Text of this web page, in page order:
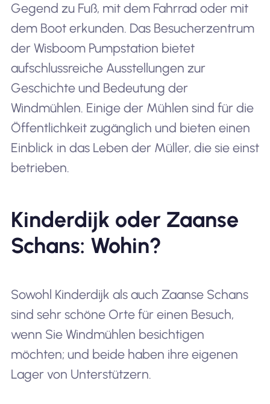
Gegend zu Fuß, mit dem Fahrrad oder mit
dem Boot erkunden. Das Besucherzentrum
der Wisboom Pumpstation bietet
aufschlussreiche Ausstellungen zur
Geschichte und Bedeutung der
Windmühlen. Einige der Mühlen sind für die
Öffentlichkeit zugänglich und bieten einen
Einblick in das Leben der Müller, die sie einst
betrieben.
Kinderdijk oder Zaanse
Schans: Wohin?
Sowohl Kinderdijk als auch Zaanse Schans
sind sehr schöne Orte für einen Besuch,
wenn Sie Windmühlen besichtigen
möchten; und beide haben ihre eigenen
Lager von Unterstützern.